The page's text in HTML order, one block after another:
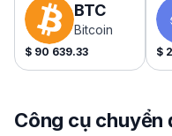
BTC
Bitcoin
$ 90 639.33 $
Công cụ